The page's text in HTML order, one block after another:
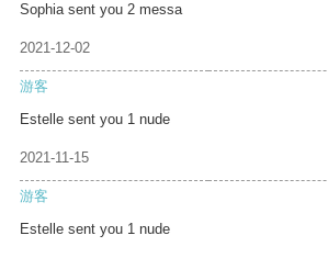
Sophia sent you 2 messa
2021-12-02
游客
Estelle sent you 1 nude
2021-11-15
游客
Estelle sent you 1 nude